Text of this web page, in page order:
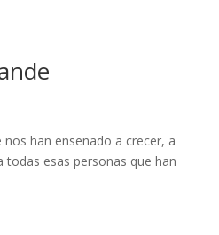
han enseñado a crecer, a
esas personas que han